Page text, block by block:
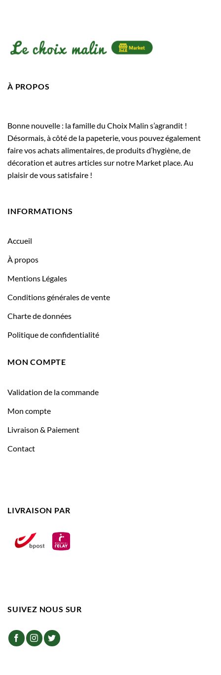
À PROPOS
Bonne nouvelle : la famille du Choix Malin s’agrandit !
Désormais, à côté de la papeterie, vous pouvez également
faire vos achats alimentaires, de produits d’hygiène, de
décoration et autres articles sur notre Market place. Au
plaisir de vous satisfaire !
INFORMATIONS
Accueil
À propos
Mentions Légales
Conditions générales de vente
Charte de données
Politique de confidentialité
MON COMPTE
Validation de la commande
Mon compte
Livraison & Paiement
Contact
LIVRAISON PAR
SUIVEZ NOUS SUR